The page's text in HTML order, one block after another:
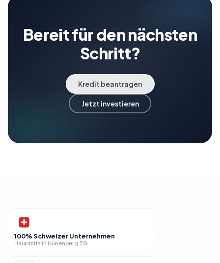
Bereit für den nächsten
Schritt?
Kredit beantragen
Jetzt investieren
100% Schweizer Unternehmen
Hauptsitz in Hünenberg ZG